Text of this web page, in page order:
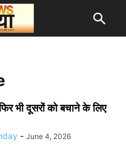
भी दूसरों को बचाने के लिए
- June 4, 2026